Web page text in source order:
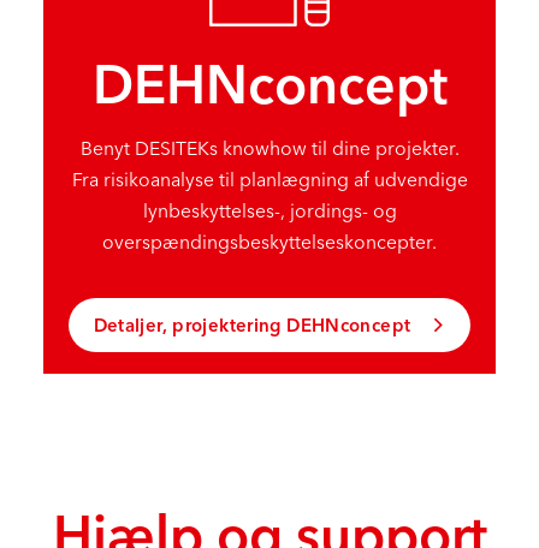
DEHNconcept
Benyt DESITEKs knowhow til dine projekter.
Fra risikoanalyse til planlægning af udvendige
lynbeskyttelses-, jordings- og
overspændingsbeskyttelseskoncepter.
Detaljer, projektering DEHNconcept
Hjælp og support